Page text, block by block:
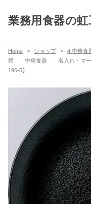
業務用食器の虹
Home ショップ 4.中華食
耀 中華食器 名入れ・マー
196-5】